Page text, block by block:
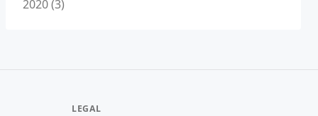
2020 (3)
LEGAL